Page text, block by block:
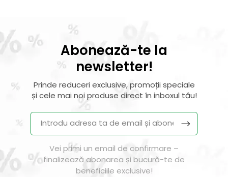
Abonează-te la
newsletter!
Prinde reduceri exclusive, promoții speciale
și cele mai noi produse direct în inboxul tău!
Vei primi un email de confirmare –
finalizează abonarea și bucură-te de
beneficiile exclusive!